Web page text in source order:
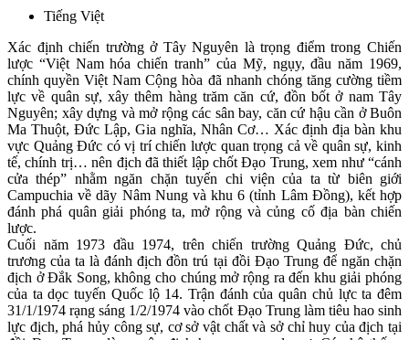
Tiếng Việt
Xác định chiến trường ở Tây Nguyên là trọng điểm trong Chiến
lược “Việt Nam hóa chiến tranh” của Mỹ, ngụy, đầu năm 1969,
chính quyền Việt Nam Cộng hòa đã nhanh chóng tăng cường tiềm
lực về quân sự, xây thêm hàng trăm căn cứ, đồn bốt ở nam Tây
Nguyên; xây dựng và mở rộng các sân bay, căn cứ hậu cần ở Buôn
Ma Thuột, Đức Lập, Gia nghĩa, Nhân Cơ… Xác định địa bàn khu
vực Quảng Đức có vị trí chiến lược quan trọng cả về quân sự, kinh
tế, chính trị… nên địch đã thiết lập chốt Đạo Trung, xem như “cánh
cửa thép” nhằm ngăn chặn tuyến chi viện của ta từ biên giới
Campuchia về dãy Nâm Nung và khu 6 (tỉnh Lâm Đồng), kết hợp
đánh phá quân giải phóng ta, mở rộng và củng cố địa bàn chiến
lược.
Cuối năm 1973 đầu 1974, trên chiến trường Quảng Đức, chủ
trương của ta là đánh địch đồn trú tại đồi Đạo Trung để ngăn chặn
địch ở Đắk Song, không cho chúng mở rộng ra đến khu giải phóng
của ta dọc tuyến Quốc lộ 14. Trận đánh của quân chủ lực ta đêm
31/1/1974 rạng sáng 1/2/1974 vào chốt Đạo Trung làm tiêu hao sinh
lực địch, phá hủy công sự, cơ sở vật chất và sở chỉ huy của địch tại